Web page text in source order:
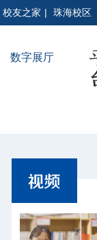
校友之家 | 珠海校区
数字展厅